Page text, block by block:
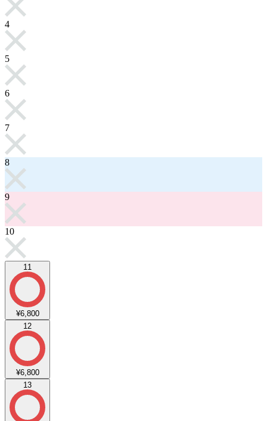
4
5
6
7
8
9
10
11
¥6,800
12
¥6,800
13